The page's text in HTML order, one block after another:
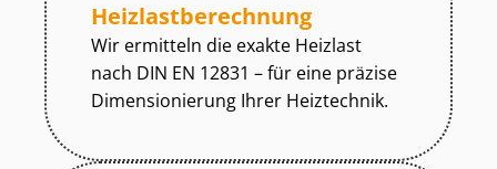
Heiz­last­be­rech­nung
Wir ermitteln die exakte Heizlast
nach DIN EN 12831 – für eine präzise
Dimensionierung Ihrer Heiztechnik.